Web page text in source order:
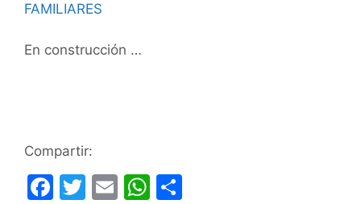
FAMILIARES
En construcción …
Compartir:
F
T
E
W